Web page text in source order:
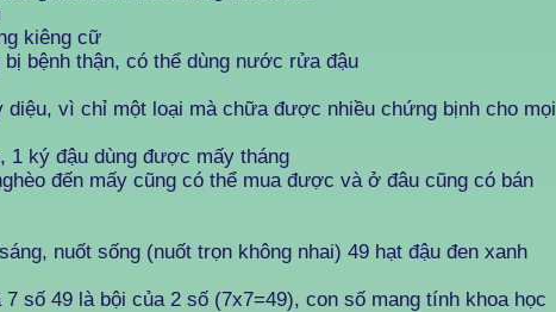
kiêng cữ
thận, có thể dùng nước rửa đậu
vì chỉ một loại mà chữa được nhiều chứng bịnh cho mọi
ký đậu dùng được mấy tháng
đến mấy cũng có thể mua được và ở đâu cũng có bán
nuốt sống (nuốt trọn không nhai) 49 hạt đậu đen xanh
49 là bội của 2 số (7x7=49), con số mang tính khoa học